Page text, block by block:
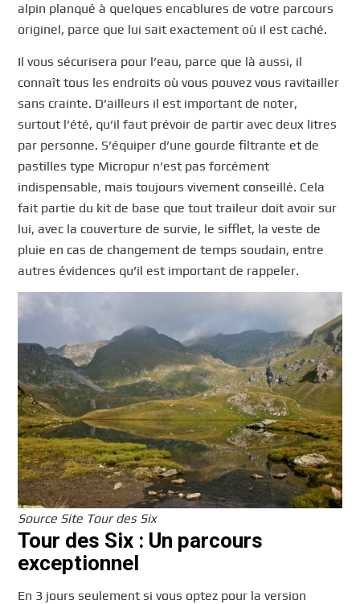
alpin planqué à quelques encablures de votre parcours
originel, parce que lui sait exactement où il est caché.
Il vous sécurisera pour l’eau, parce que là aussi, il
connaît tous les endroits où vous pouvez vous ravitailler
sans crainte. D’ailleurs il est important de noter,
surtout l’été, qu’il faut prévoir de partir avec deux litres
par personne. S’équiper d’une gourde filtrante et de
pastilles type Micropur n’est pas forcément
indispensable, mais toujours vivement conseillé. Cela
fait partie du kit de base que tout traileur doit avoir sur
lui, avec la couverture de survie, le sifflet, la veste de
pluie en cas de changement de temps soudain, entre
autres évidences qu’il est important de rappeler.
Source Site Tour des Six
Tour des Six : Un parcours
exceptionnel
En 3 jours seulement si vous optez pour la version